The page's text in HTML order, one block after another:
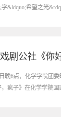
&ldquo;希望之光
晚6点，化学学院团
疯子》在化学学院